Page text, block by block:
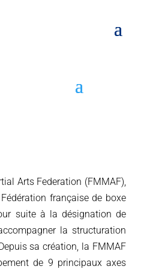
Arts Federation (FMMAF),
française de boxe
suite à la désignation de
la structuration
sa création, la FMMAF
de 9 principaux axes